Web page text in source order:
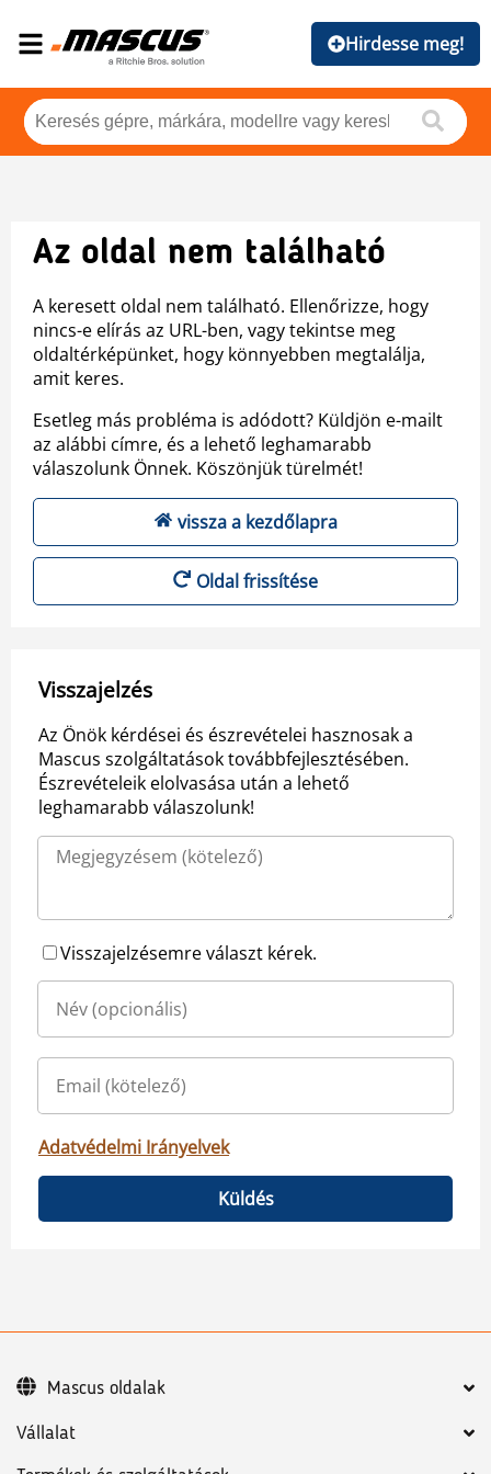
Hirdesse meg!
Az oldal nem található
A keresett oldal nem található. Ellenőrizze, hogy
nincs-e elírás az URL-ben, vagy tekintse meg
oldaltérképünket, hogy könnyebben megtalálja,
amit keres.
Esetleg más probléma is adódott? Küldjön e-mailt
az alábbi címre, és a lehető leghamarabb
válaszolunk Önnek. Köszönjük türelmét!
vissza a kezdőlapra
Oldal frissítése
Visszajelzés
Az Önök kérdései és észrevételei hasznosak a
Mascus szolgáltatások továbbfejlesztésében.
Észrevételeik elolvasása után a lehető
leghamarabb válaszolunk!
Visszajelzésemre választ kérek.
Adatvédelmi Irányelvek
Küldés
Vállalat
Mascus oldalak